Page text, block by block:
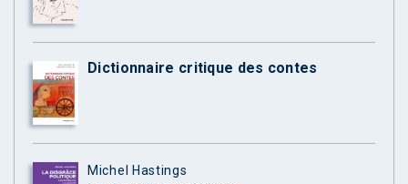
Dictionnaire critique des contes
Michel Hastings